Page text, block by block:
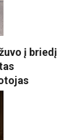
į briedį